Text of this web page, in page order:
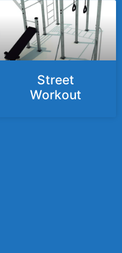
Street
Workout